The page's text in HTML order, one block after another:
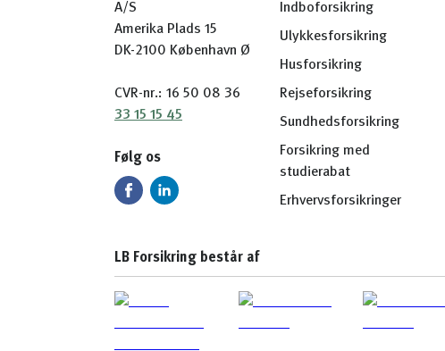
A/S
Amerika Plads 15
DK-2100 København Ø
CVR-nr.: 16 50 08 36
33 15 15 45
Følg os
Indboforsikring
Ulykkesforsikring
Husforsikring
Rejseforsikring
Sundhedsforsikring
Forsikring med
studierabat
Erhvervsforsikringer
LB Forsikring består af